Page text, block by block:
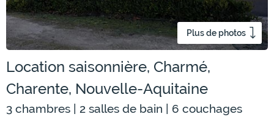
Plus de photos
Location saisonnière, Charmé,
Charente, Nouvelle-Aquitaine
3 chambres | 2 salles de bain | 6 couchages